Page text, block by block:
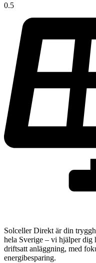
Solceller Direkt är din
hela Sverige – vi hjälper dig
driftsatt anläggning, med
energibesparing.